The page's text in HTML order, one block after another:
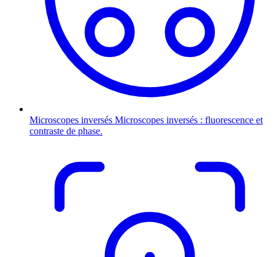
Microscopes inversés Microscopes inversés : fluorescence et
contraste de phase.